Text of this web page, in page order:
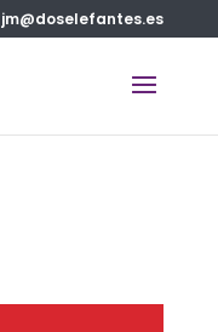
jm@doselefantes.es